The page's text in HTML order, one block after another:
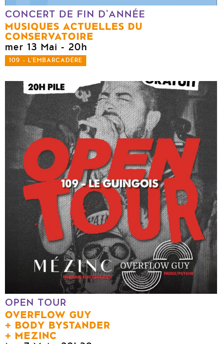
CONCERT DE FIN D'ANNÉE
MUSIQUES ACTUELLES DU
CONSERVATOIRE
mer 13 Mai - 20h
109 - L'EMBARCADÈRE
OPEN TOUR
OVERFLOW GUY
BODY BYSTANDER
MEZINC